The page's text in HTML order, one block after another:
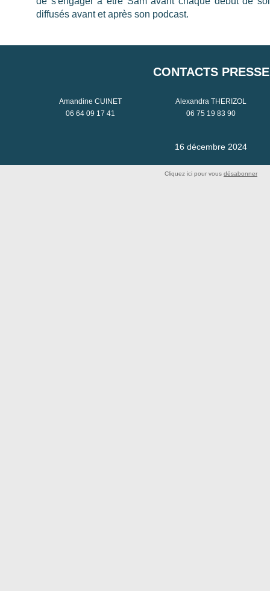
diffusés avant et après son podcast.
CONTACTS PRESSE
Amandine CUINET
06 64 09 17 41
Alexandra THERIZOL
06 75 19 83 90
16 décembre 2024
Cliquez ici pour vous désabonner